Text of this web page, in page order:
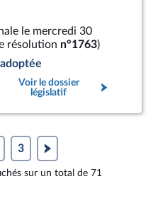
le mercredi 30
résolution n°1763)
Voir le dossier
législatif
3
sur un total de 71